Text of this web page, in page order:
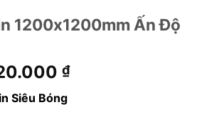
1200x1200mm Ấn Độ
₫Giá
Siêu Bóng